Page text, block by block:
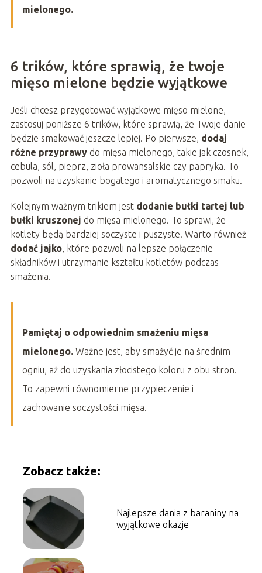
mielonego.
6 trików, które sprawią, że twoje
mięso mielone będzie wyjątkowe
Jeśli chcesz przygotować wyjątkowe mięso mielone,
zastosuj poniższe 6 trików, które sprawią, że Twoje danie
będzie smakować jeszcze lepiej. Po pierwsze, dodaj
różne przyprawydo mięsa mielonego, takie jak czosnek,
cebula, sól, pieprz, zioła prowansalskie czy papryka. To
pozwoli na uzyskanie bogatego i aromatycznego smaku.
Kolejnym ważnym trikiem jest dodanie bułki tartej lub
bułki kruszonej do mięsa mielonego. To sprawi, że
kotlety będą bardziej soczyste i puszyste. Warto również
dodać jajko, które pozwoli na lepsze połączenie
składników i utrzymanie kształtu kotletów podczas
smażenia.
Pamiętaj o odpowiednim smażeniu mięsa
mielonego.Ważne jest, aby smażyć je na średnim
ogniu, aż do uzyskania złocistego koloru z obu stron.
To zapewni równomierne przypieczenie i
zachowanie soczystości mięsa.
Zobacz także:
Najlepsze dania z baraniny na
wyjątkowe okazje